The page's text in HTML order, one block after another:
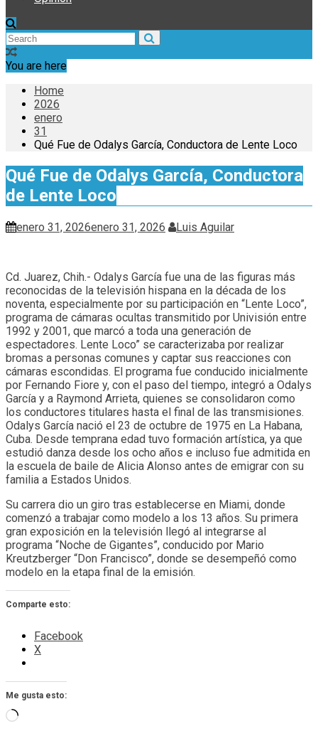
You are here
Home
2026
enero
31
Qué Fue de Odalys García, Conductora de Lente Loco
Qué Fue de Odalys García, Conductora
de Lente Loco
enero 31, 2026enero 31, 2026 Luis Aguilar
Cd. Juarez, Chih.- Odalys García fue una de las figuras más
reconocidas de la televisión hispana en la década de los
noventa, especialmente por su participación en “Lente Loco”,
programa de cámaras ocultas transmitido por Univisión entre
1992 y 2001, que marcó a toda una generación de
espectadores. Lente Loco” se caracterizaba por realizar
bromas a personas comunes y captar sus reacciones con
cámaras escondidas. El programa fue conducido inicialmente
por Fernando Fiore y, con el paso del tiempo, integró a Odalys
García y a Raymond Arrieta, quienes se consolidaron como
los conductores titulares hasta el final de las transmisiones.
Odalys García nació el 23 de octubre de 1975 en La Habana,
Cuba. Desde temprana edad tuvo formación artística, ya que
estudió danza desde los ocho años e incluso fue admitida en
la escuela de baile de Alicia Alonso antes de emigrar con su
familia a Estados Unidos.
Su carrera dio un giro tras establecerse en Miami, donde
comenzó a trabajar como modelo a los 13 años. Su primera
gran exposición en la televisión llegó al integrarse al
programa “Noche de Gigantes”, conducido por Mario
Kreutzberger “Don Francisco”, donde se desempeñó como
modelo en la etapa final de la emisión.
Comparte esto:
Facebook
X
Me gusta esto:
Cargando...